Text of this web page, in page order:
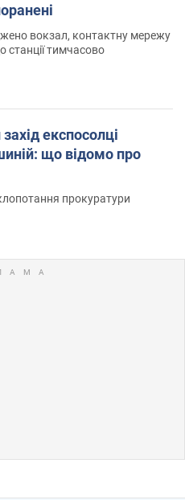
вокзал, контактну мережу
станції тимчасово
прокуратури